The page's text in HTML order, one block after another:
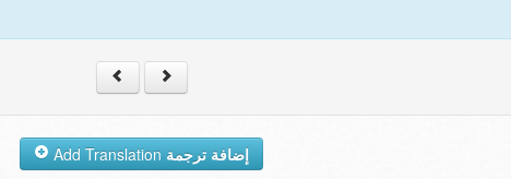
إضافة ترجمة